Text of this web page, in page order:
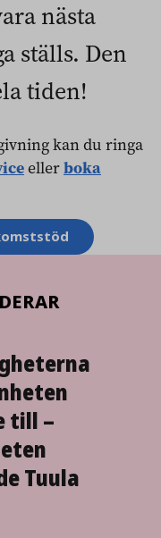
nästa
ställs. Den
tiden!
kan du ringa
ellerboka
till –
Tuula